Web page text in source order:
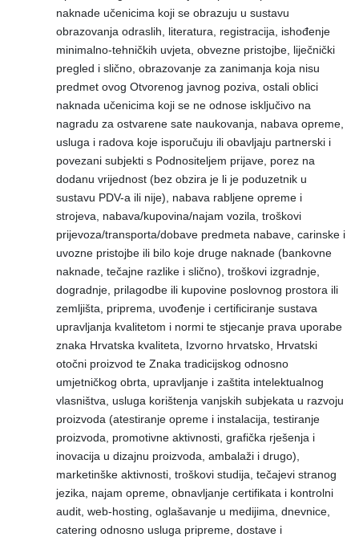
naknade učenicima koji se obrazuju u sustavu
obrazovanja odraslih, literatura, registracija, ishođenje
minimalno-tehničkih uvjeta, obvezne pristojbe, liječnički
pregled i slično, obrazovanje za zanimanja koja nisu
predmet ovog Otvorenog javnog poziva, ostali oblici
naknada učenicima koji se ne odnose isključivo na
nagradu za ostvarene sate naukovanja, nabava opreme,
usluga i radova koje isporučuju ili obavljaju partnerski i
povezani subjekti s Podnositeljem prijave, porez na
dodanu vrijednost (bez obzira je li je poduzetnik u
sustavu PDV-a ili nije), nabava rabljene opreme i
strojeva, nabava/kupovina/najam vozila, troškovi
prijevoza/transporta/dobave predmeta nabave, carinske i
uvozne pristojbe ili bilo koje druge naknade (bankovne
naknade, tečajne razlike i slično), troškovi izgradnje,
dogradnje, prilagodbe ili kupovine poslovnog prostora ili
zemljišta, priprema, uvođenje i certificiranje sustava
upravljanja kvalitetom i normi te stjecanje prava uporabe
znaka Hrvatska kvaliteta, Izvorno hrvatsko, Hrvatski
otočni proizvod te Znaka tradicijskog odnosno
umjetničkog obrta, upravljanje i zaštita intelektualnog
vlasništva, usluga korištenja vanjskih subjekata u razvoju
proizvoda (atestiranje opreme i instalacija, testiranje
proizvoda, promotivne aktivnosti, grafička rješenja i
inovacija u dizajnu proizvoda, ambalaži i drugo),
marketinške aktivnosti, troškovi studija, tečajevi stranog
jezika, najam opreme, obnavljanje certifikata i kontrolni
audit, web-hosting, oglašavanje u medijima, dnevnice,
catering odnosno usluga pripreme, dostave i